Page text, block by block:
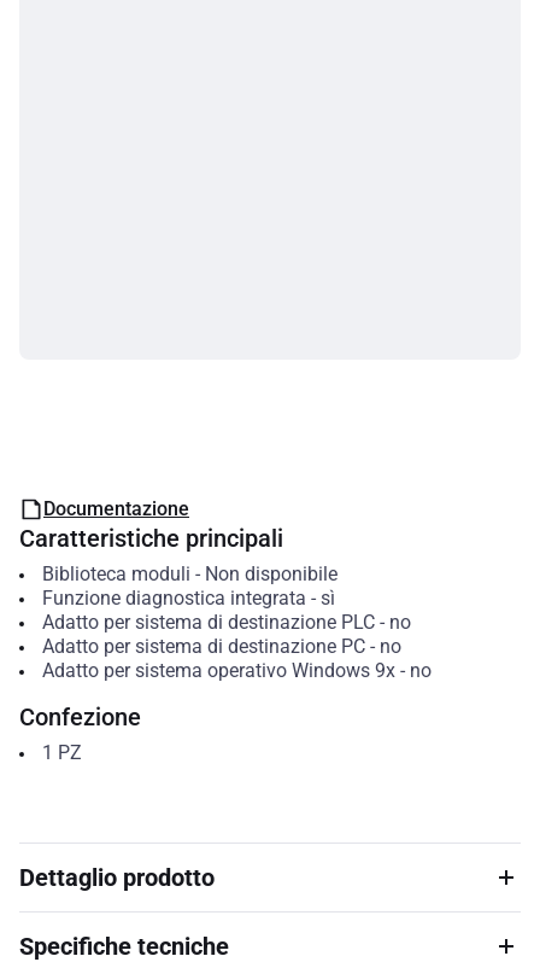
Documentazione
Caratteristiche principali
Biblioteca moduli - Non disponibile
Funzione diagnostica integrata - sì
Adatto per sistema di destinazione PLC- no
Adatto per sistema di destinazione PC- no
Adatto per sistema operativo Windows 9x- no
Confezione
1 PZ
Dettaglio prodotto
Specifiche tecniche